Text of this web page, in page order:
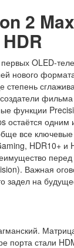
2
OLED-
нового
степень
функции
остаётся одним
все
HDR10+ и
Важная
задел на
порта стали